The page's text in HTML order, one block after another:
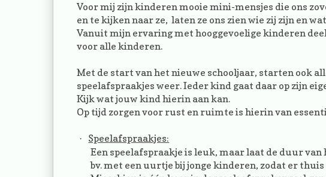
Voor mij zijn kinderen mooie mini-mensjes die ons
en te kijken naar ze, laten ze ons zien wie zij zijn en
Vanuit mijn ervaring met hooggevoelige kinderen
voor alle kinderen.
Met de start van het nieuwe schooljaar, starten ook
speelafspraakjes weer. Ieder kind gaat daar op zijn
Kijk wat jouw kind hierin aan kan.
Op tijd zorgen voor rust en ruimte is hierin van
·
Speelafspraakjes:
Een speelafspraakje is leuk, maar laat de duur
bv. met een uurtje bij jonge kinderen, zodat er